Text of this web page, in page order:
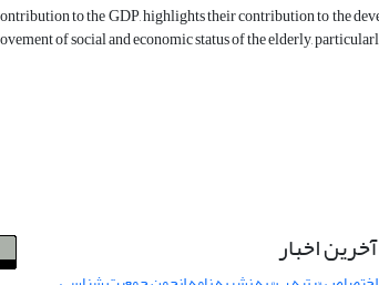
to the GDP, highlights their contribution to the
of social and economic status of the elderly,
آخرین اخبار